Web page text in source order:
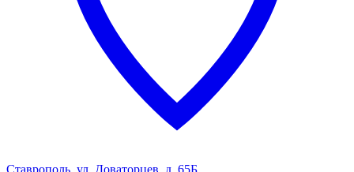
Ставрополь, ул. Доваторцев, д. 65Б